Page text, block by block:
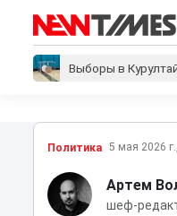
Выборы в
Политика 5 мая 2026
Артем
шеф-